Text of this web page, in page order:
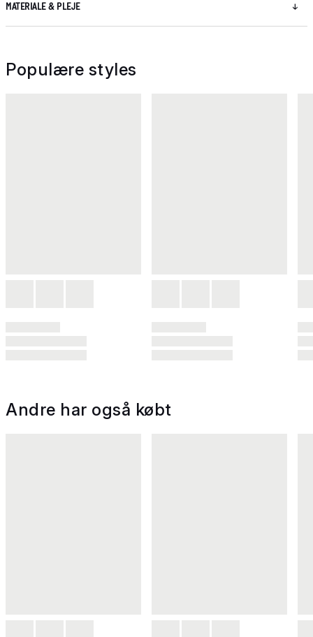
MATERIALE & PLEJE
Populære styles
Andre har også købt